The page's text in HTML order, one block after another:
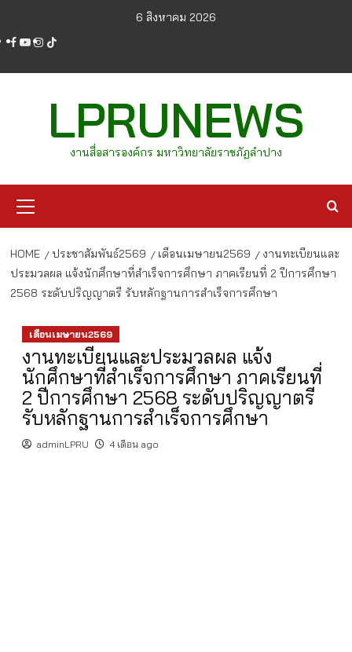
content
6 สิงหาคม 2026
facebook
youtube
instagram
tiktok
LPRUNEWS
งานสื่อสารองค์กร มหาวิทยาลัยราชภัฏลำปาง
Menu
HOME ประชาสัมพันธ์2569 เดือนเมษายน2569
งานทะเบียนและ
ประมวลผล แจ้งนักศึกษาที่สำเร็จการศึกษา ภาคเรียนที่ 2 ปีการศึกษา
2568 ระดับปริญญาตรี รับหลักฐานการสำเร็จการศึกษา
เดือนเมษายน2569
งานทะเบียนและประมวลผล แจ้ง
นักศึกษาที่สำเร็จการศึกษา ภาคเรียนที่
2 ปีการศึกษา 2568 ระดับปริญญาตรี
รับหลักฐานการสำเร็จการศึกษา
adminLPRU 4 เดือน ago